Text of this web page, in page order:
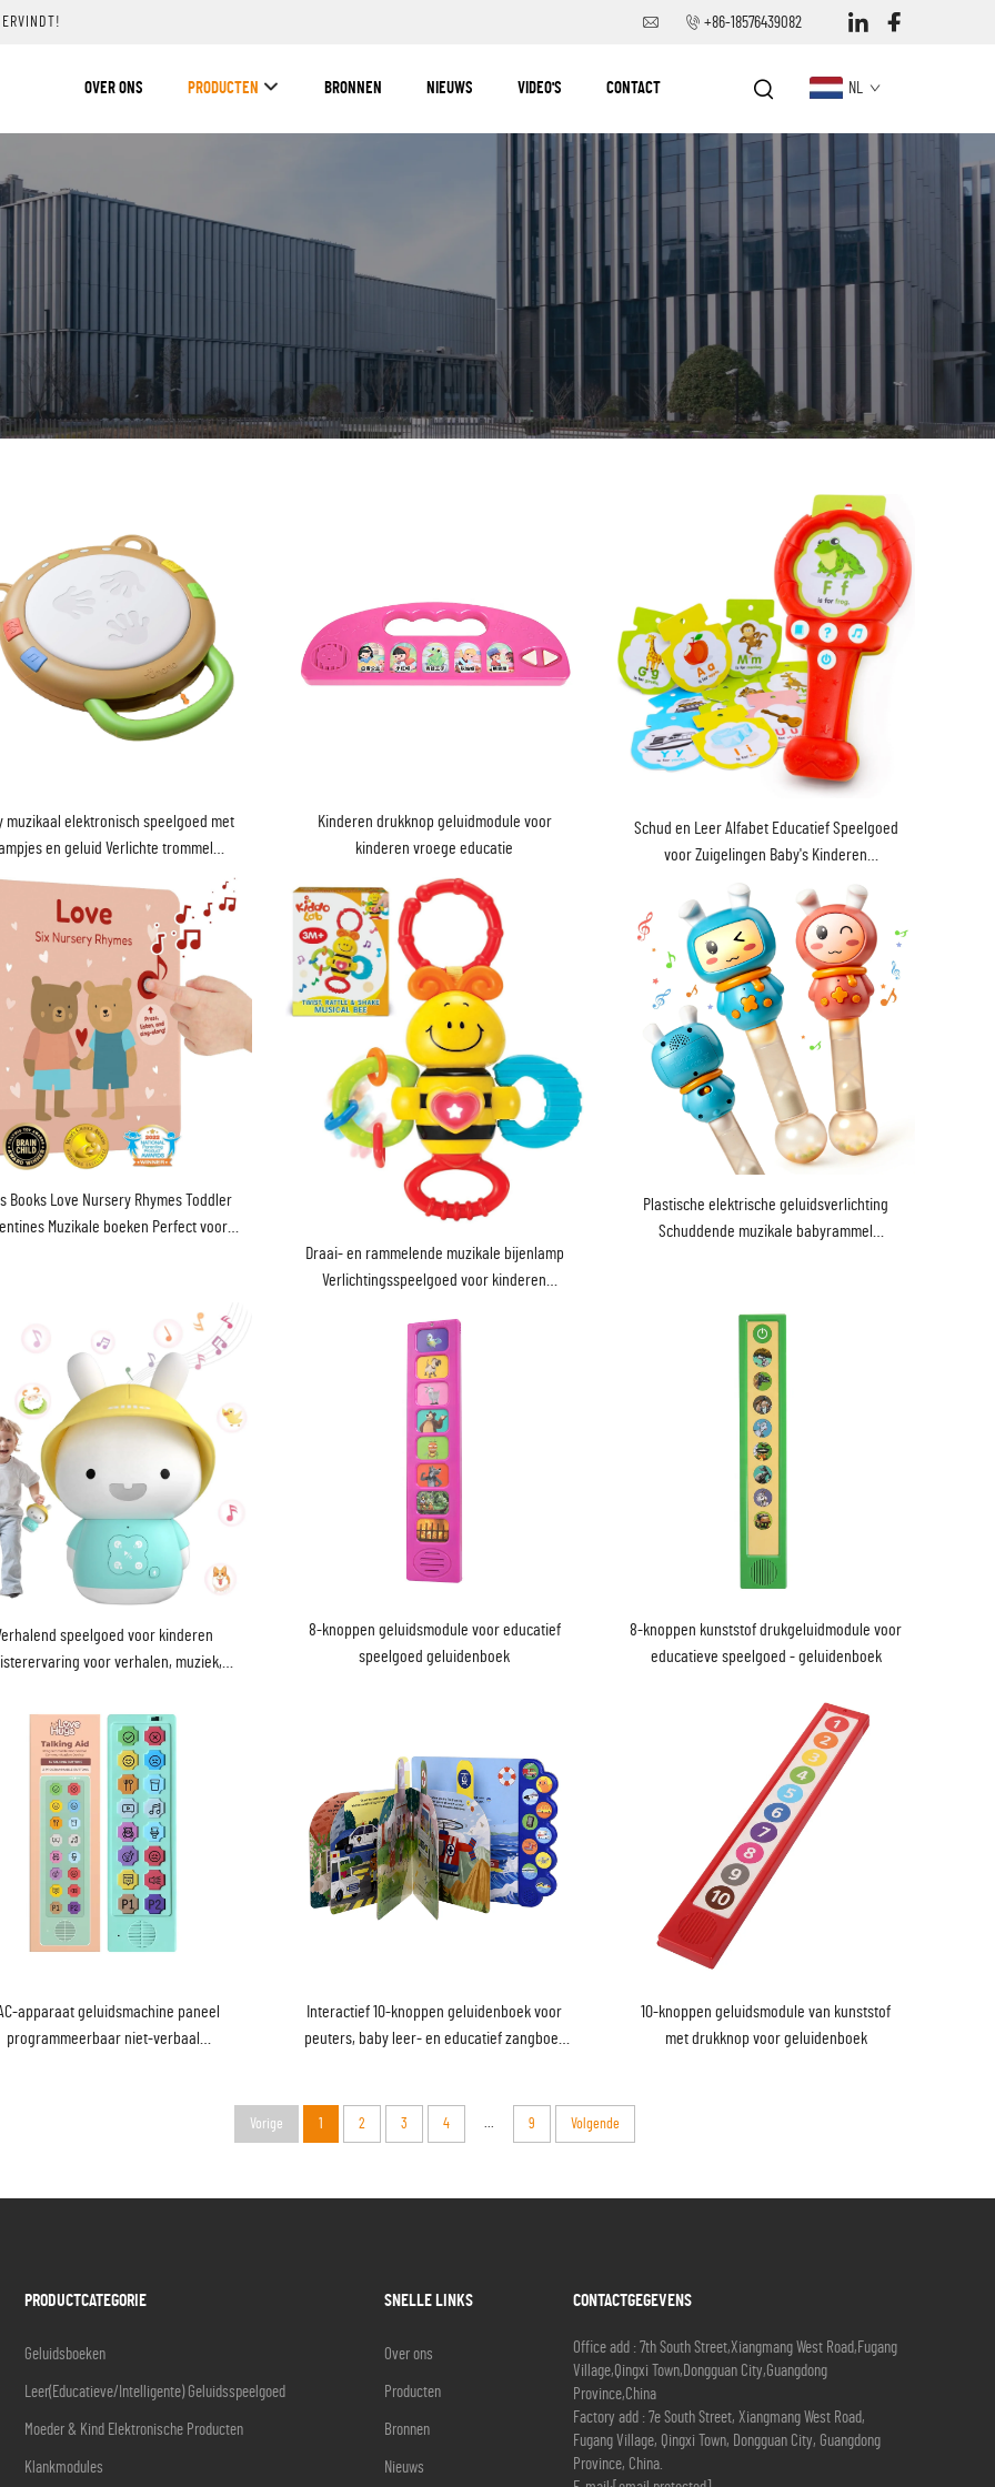
+86-18576439082
OVER ONS PRODUCTEN BRONNEN NIEUWS VIDEO'S CONTACT NL
muzikaal elektronisch speelgoed met
en geluid Verlichte trommel
voor vroege handontwikkeling
voor baby's
Kinderen drukknop geluidmodule voor
kinderen vroege educatie
Schud en Leer Alfabet Educatief Speelgoed
voor Zuigelingen Baby's Kinderen
Geluidsspeelgoed
Books Love Nursery Rhymes Toddler
Muzikale boeken Perfect voor
Draai- en rammelende muzikale bijenlamp
Verlichtingsspeelgoed voor kinderen
tandvleesspeelgoed
Plastische elektrische geluidsverlichting
Schuddende muzikale babyrammel
speelgoed voor kinderen
voor verhalen, muziek,
8-knoppen geluidsmodule voor educatief
speelgoed geluidenboek
8-knoppen kunststof drukgeluidmodule voor
educatieve speelgoed - geluidenboek
apparaat geluidsmachine paneel
programmeerbaar niet-verbaal
Interactief 10-knoppen geluidenboek voor
peuters, baby leer- en educatief zangboek
10-knoppen geluidsmodule van kunststof
met drukknop voor geluidenboek
Vorige 1 2 3 4 ... 9 Volgende
PRODUCTCATEGORIE
Geluidsboeken
Leer(Educatieve/Intelligente) Geluidsspeelgoed
Moeder & Kind Elektronische Producten
Klankmodules
SNELLE LINKS
Over ons
Producten
Bronnen
Nieuws
CONTACTGEGEVENS
Office add : 7th South Street,Xiangmang West Road,Fugang
Village,Qingxi Town,Dongguan City,Guangdong
Province,China
Factory add : 7e South Street, Xiangmang West Road,
Fugang Village, Qingxi Town, Dongguan City, Guangdong
Province, China.